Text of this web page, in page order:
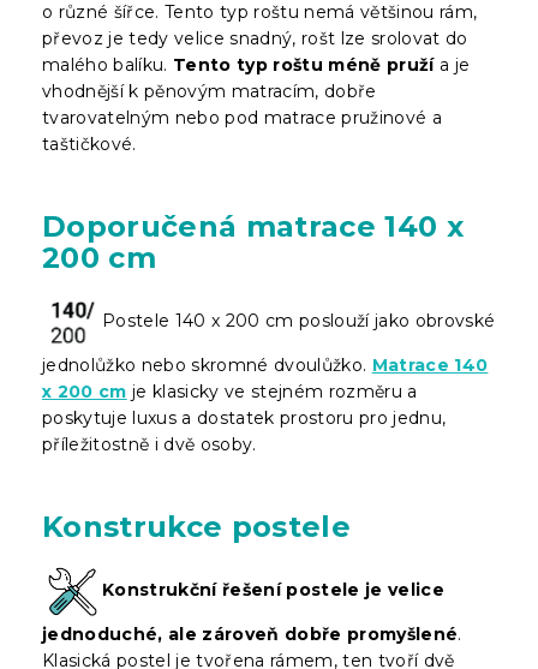
o různé šířce. Tento typ roštu nemá většinou rám,
převoz je tedy velice snadný, rošt lze srolovat do
malého balíku. Tento typ roštu méně pružía je
vhodnější k pěnovým matracím, dobře
tvarovatelným nebo pod matrace pružinové a
taštičkové.
Doporučená matrace 140 x
200 cm
Postele 140 x 200 cm poslouží jako obrovské
jednolůžko nebo skromné dvoulůžko. Matrace 140
x 200 cm je klasicky ve stejném rozměru a
poskytuje luxus a dostatek prostoru pro jednu,
příležitostně i dvě osoby.
Konstrukce postele
Konstrukční řešení postele je velice
jednoduché, ale zároveň dobře promyšlené.
Klasická postel je tvořena rámem, ten tvoří dvě